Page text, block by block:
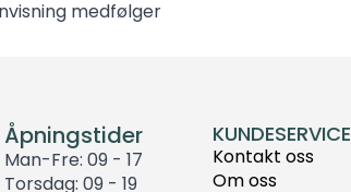
medfølger
Åpningstider
Man-Fre: 09 - 17
Torsdag: 09 - 19
KUNDESERVICE
Kontakt oss
Om oss